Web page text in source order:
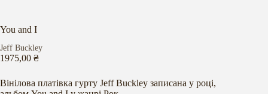
You and I
Jeff Buckley
1975,00 ₴
Вінілова платівка гурту Jeff Buckley записана у році,